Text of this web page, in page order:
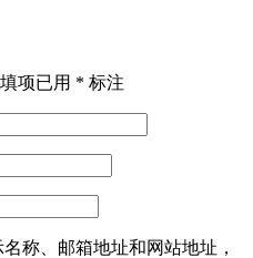
项已用 * 标注
称、邮箱地址和网站地址，